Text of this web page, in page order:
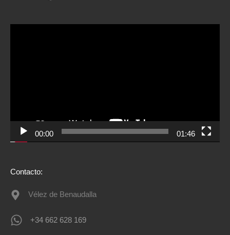
00:00 01:46
Contacto:
Vélez de Benaudalla
+34 662 628 169